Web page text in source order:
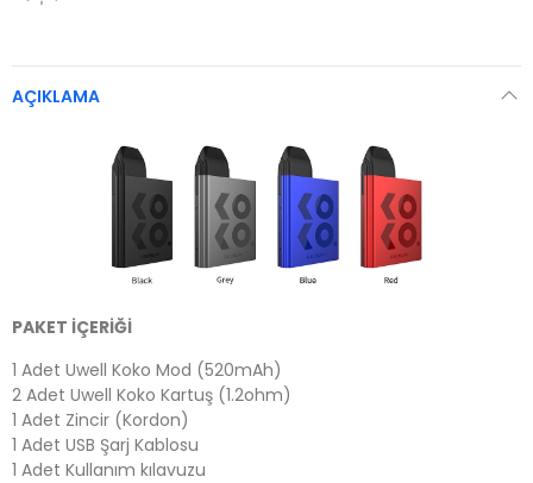
AÇIKLAMA
PAKET İÇERİĞİ
1 Adet Uwell Koko Mod (520mAh)
2 Adet Uwell Koko Kartuş (1.2ohm)
1 Adet Zincir (Kordon)
1 Adet USB Şarj Kablosu
1 Adet Kullanım kılavuzu